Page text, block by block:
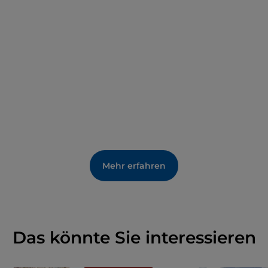
Mehr erfahren
Das könnte Sie interessieren